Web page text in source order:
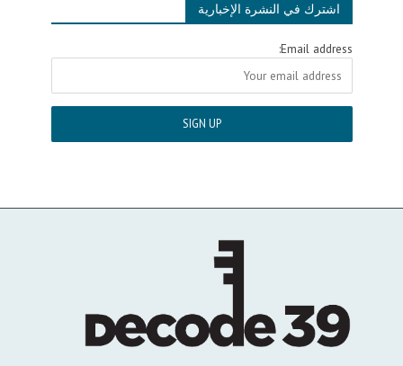
اشترك في النشرة الإخبارية
Email address: